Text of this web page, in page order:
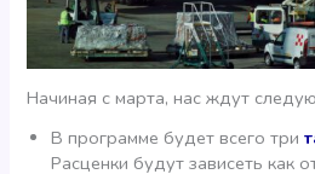
Начиная с марта, нас ждут
В программе будет всего три
Расценки будут зависеть как